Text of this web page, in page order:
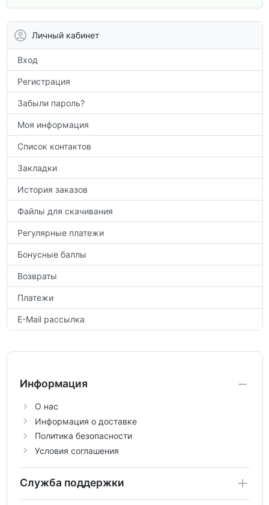
Личный кабинет
Вход
Регистрация
Забыли пароль?
Моя информация
Список контактов
Закладки
История заказов
Файлы для скачивания
Регулярные платежи
Бонусные баллы
Возвраты
Платежи
E-Mail рассылка
Информация
О нас
Информация о доставке
Политика безопасности
Условия соглашения
Служба поддержки